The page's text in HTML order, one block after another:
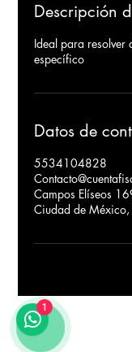
Descripción
Ideal para resolver
específico
Datos de
5534104828
Campos Elíseos
Ciudad de
1